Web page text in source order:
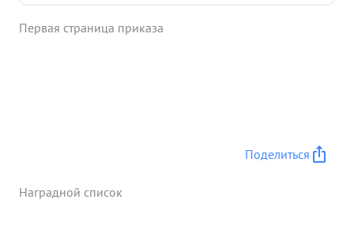
Первая страница приказа
Поделиться
Наградной список